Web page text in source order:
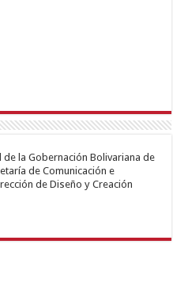
de la Gobernación Bolivariana de
de Comunicación e
de Diseño y Creación